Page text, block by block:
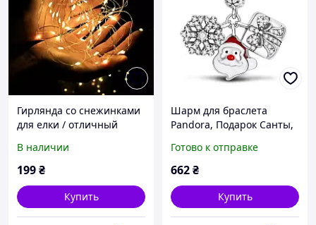
Гирлянда со снежинками
для елки / отличный
В наличии
199₴
Купить
Шарм для браслета
Pandora, Подарок Санты,
Готово к отправке
662₴
Купить